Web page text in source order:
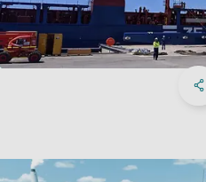
rudy żelaza . Największe i najcięższe
ponieważ musiały być transportowane
maksymalnej prędkości 40 kilometrów
noce. Łącznie przetransportowano